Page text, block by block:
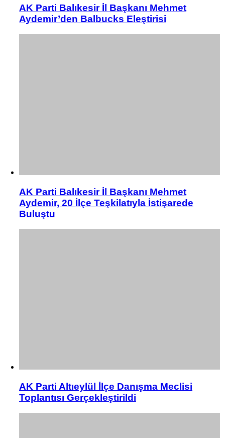
AK Parti Balıkesir İl Başkanı Mehmet
Aydemir’den Balbucks Eleştirisi
AK Parti Balıkesir İl Başkanı Mehmet
Aydemir, 20 İlçe Teşkilatıyla İstişarede
Buluştu
AK Parti Altıeylül İlçe Danışma Meclisi
Toplantısı Gerçekleştirildi